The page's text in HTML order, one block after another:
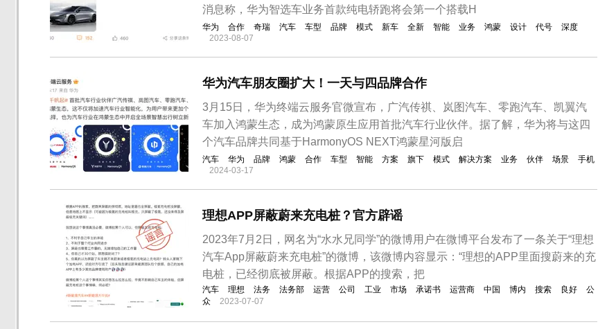
消息称，华为智选车业务首款纯电轿跑将会第一个搭载H
华为 合作 奇瑞 汽车 车型 品牌 模式 新车 全新 智能 业务 鸿蒙 设计 代号
深度
2023-08-07
华为汽车朋友圈扩大！一天与四品牌合作
3月15日，华为终端云服务官微宣布，广汽传祺、岚图汽车、零跑汽车、凯翼汽
车加入鸿蒙生态，成为鸿蒙原生应用首批汽车行业伙伴。据了解，华为将与这四
个汽车品牌共同基于HarmonyOS NEXT鸿蒙星河版启
汽车 华为 品牌 鸿蒙 合作 车型 智能 方案 旗下 模式 解决方案 业务 伙伴 场景
手机
2024-03-17
理想APP屏蔽蔚来充电桩？官方辟谣
2023年7月2日，网名为“水水兄同学”的微博用户在微博平台发布了一条关于“理想
汽车App屏蔽蔚来充电桩”的微博，该微博内容显示：“理想的APP里面搜蔚来的充
电桩，已经彻底被屏蔽。根据APP的搜索，把
汽车 理想 法务 法务部 运营 公司 工业 市场 承诺书 运营商 中国 博内 搜索 良好
公
众
2023-07-07